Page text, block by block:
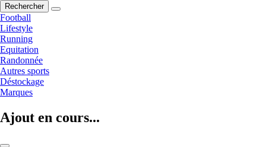
Rechercher
Football
Lifestyle
Running
Equitation
Randonnée
Autres sports
Déstockage
Marques
Ajout en cours...